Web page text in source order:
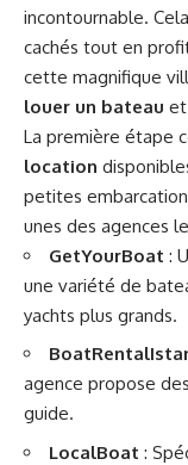
incontournable.
cachés tout en
cette magnifique
louer un bateau
La première étape
location
petites
unes des agences
GetYourBoat :
une variété de
yachts plus grands.
agence propose
guide.
LocalBoat :